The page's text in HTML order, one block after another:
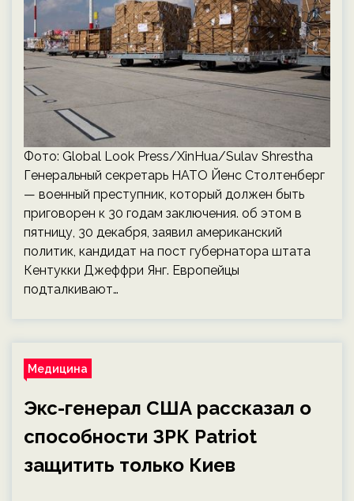
Фото: Global Look Press/XinHua/Sulav Shrestha
Генеральный секретарь НАТО Йенс Столтенберг
— военный преступник, который должен быть
приговорен к 30 годам заключения. об этом в
пятницу, 30 декабря, заявил американский
политик, кандидат на пост губернатора штата
Кентукки Джеффри Янг. Европейцы
подталкивают…
Медицина
Экс-генерал США рассказал о
способности ЗРК Patriot
защитить только Киев